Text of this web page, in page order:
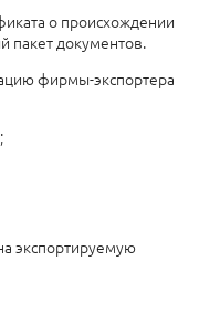
о происхождении
пакет документов.
фирмы-экспортера
экспортируемую